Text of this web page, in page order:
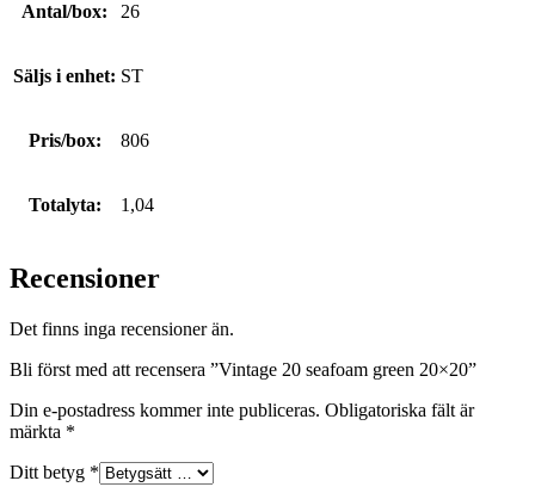
Antal/box: 26
Säljs i enhet: ST
Pris/box: 806
Totalyta: 1,04
Recensioner
Det finns inga recensioner än.
Bli först med att recensera ”Vintage 20 seafoam green 20×20”
Din e-postadress kommer inte publiceras. Obligatoriska fält är
märkta *
Ditt betyg *